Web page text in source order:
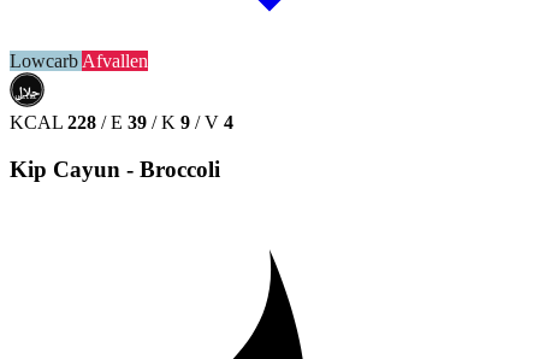
LowcarbAfvallen
حلال
HALAL
KCAL 228 / E 39 / K 9 / V 4
Kip Cayun - Broccoli